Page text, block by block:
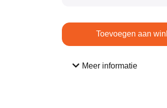
Toevoegen aan
Meer informatie